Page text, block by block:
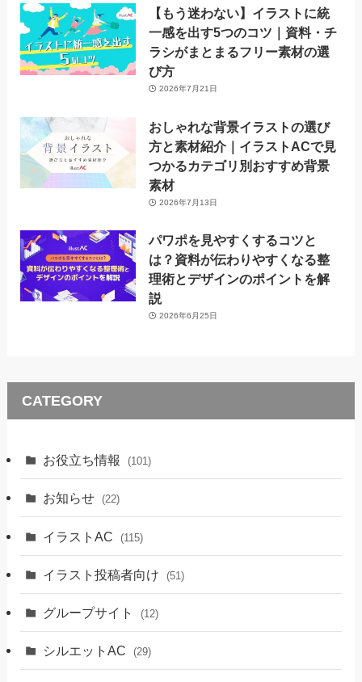
【もう迷わない】イラストに統
一感を出す5つのコツ｜資料・チ
ラシがまとまるフリー素材の選
び方
2026年7月21日
おしゃれな背景イラストの選び
方と素材紹介｜イラストACで見
つかるカテゴリ別おすすめ背景
素材
2026年7月13日
パワポを見やすくするコツと
は？資料が伝わりやすくなる整
理術とデザインのポイントを解
説
2026年6月25日
CATEGORY
お役立ち情報 (101)
お知らせ (22)
イラストAC (115)
イラスト投稿者向け (51)
グループサイト (12)
シルエットAC (29)